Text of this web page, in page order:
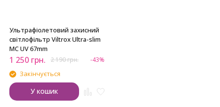
Ультрафіолетовий захисний
світлофільтр Viltrox Ultra-slim
MC UV 67mm
1 250 грн. 2 190грн. -43%
Закінчується
У кошик